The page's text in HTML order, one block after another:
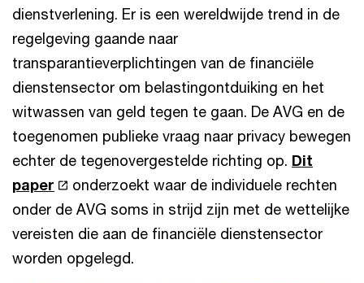
dienstverlening. Er is een wereldwijde trend in de
regelgeving gaande naar
transparantieverplichtingen van de financiële
dienstensector om belastingontduiking en het
witwassen van geld tegen te gaan. De AVG en de
toegenomen publieke vraag naar privacy bewegen
echter de tegenovergestelde richting op. Dit
paper
onderzoekt waar de individuele rechten
onder de AVG soms in strijd zijn met de wettelijke
vereisten die aan de financiële dienstensector
worden opgelegd.